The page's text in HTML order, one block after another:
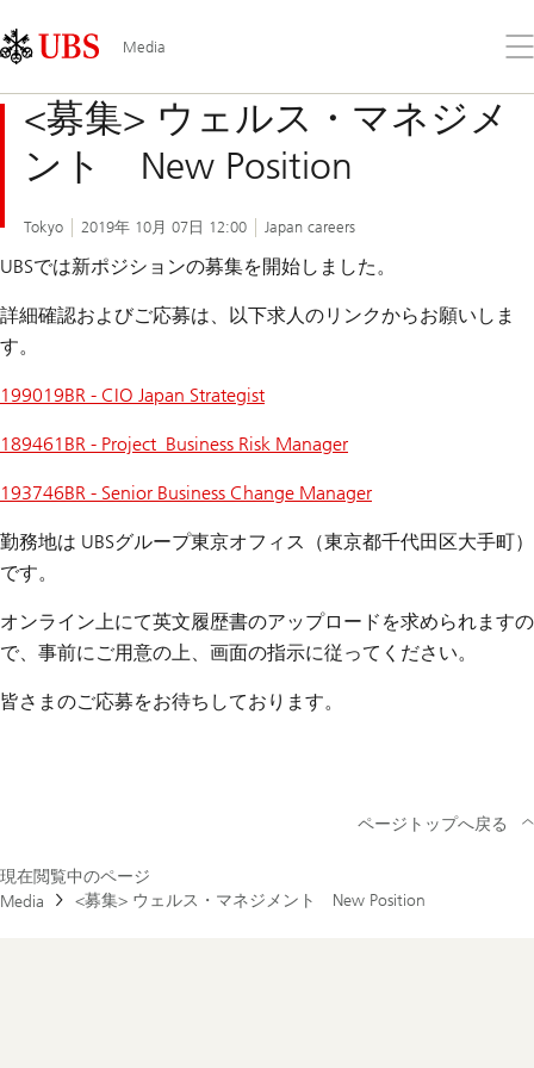
Links
Area
Media
メ
ュ
<募集> ウェルス・マネジメ
ント New Position
Tokyo 2019年 10月 07日 12:00 Japan careers
UBSでは新ポジションの募集を開始しました。
詳細確認およびご応募は、以下求人のリンクからお願いしま
す。
199019BR - CIO Japan Strategist
189461BR - Project_Business Risk Manager
193746BR - Senior Business Change Manager
勤務地は UBSグループ東京オフィス（東京都千代田区大手町）
です。
オンライン上にて英文履歴書のアップロードを求められますの
で、事前にご用意の上、画面の指示に従ってください。
皆さまのご応募をお待ちしております。
現在閲覧中のページ
Media
<募集> ウェルス・マネジメント New Position
ページトップへ戻る